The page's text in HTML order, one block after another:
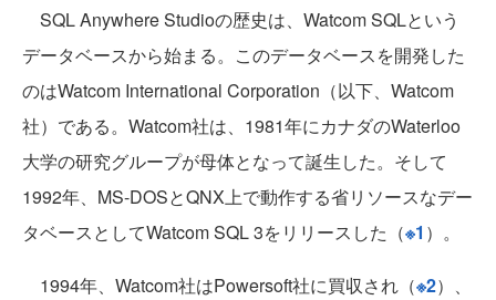
SQL Anywhere Studioの歴史は、Watcom SQLという
データベースから始まる。このデータベースを開発した
のはWatcom International Corporation（以下、Watcom
社）である。Watcom社は、1981年にカナダのWaterloo
大学の研究グループが母体となって誕生した。そして
1992年、MS-DOSとQNX上で動作する省リソースなデー
タベースとしてWatcom SQL 3をリリースした（※1 ）。
1994年、Watcom社はPowersoft社に買収され（※2）、